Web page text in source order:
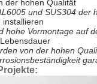
der hohen Qualität
und SUS304 der
installieren
hohe Vormontage auf
von der hohen